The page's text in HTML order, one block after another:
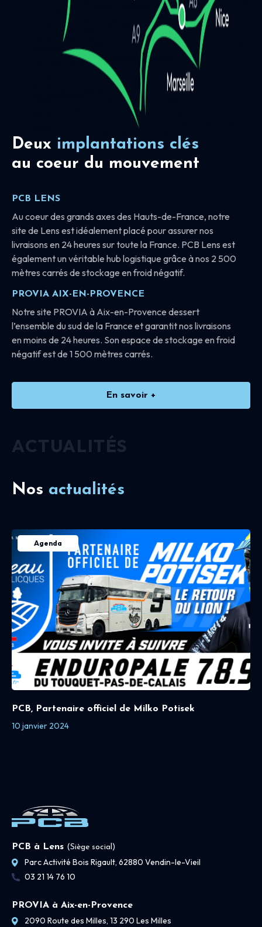
Deux implantations clés
au coeur du mouvement
PCB LENS
Au coeur des grands axes des Hauts-de-France, notre
site de Lens est idéalement placé pour assurer nos
livraisons en 24 heures sur toute la France. PCB Lens est
également un véritable hub logistique grâce à nos 2 500
mètres carrés de stockage en froid négatif.
PROVIA AIX-EN-PROVENCE
Notre site PROVIA à Aix-en-Provence dessert
l’ensemble du sud de la France et garantit nos livraisons
en moins de 24 heures. Son espace de stockage en froid
négatif est de 1 500 mètres carrés.
En savoir +
ACTUALITÉS
Nos actualités
Agenda
PCB, Partenaire officiel de Milko Potisek
10 janvier 2024
PCB à Lens (Siège social)
Parc Activité Bois Rigault, 62880 Vendin-le-Vieil
03 21 14 76 10
PROVIA à Aix-en-Provence
2090 Route des Milles, 13 290 Les Milles